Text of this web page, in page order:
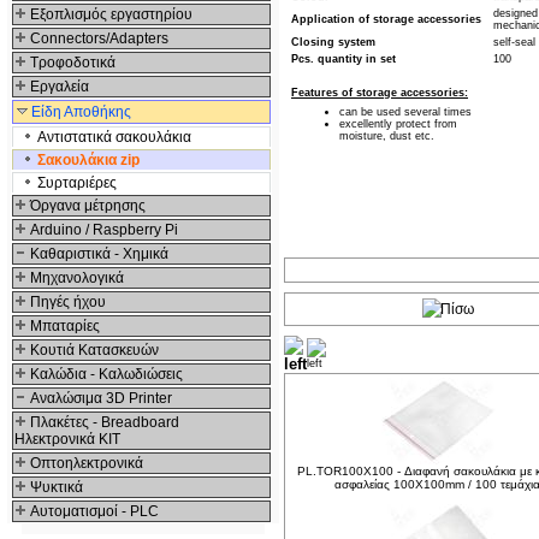
Εξοπλισμός εργαστηρίου
Connectors/Adapters
Τροφοδοτικά
Εργαλεία
Είδη Αποθήκης
Αντιστατικά σακουλάκια
Σακουλάκια zip
Συρταριέρες
Όργανα μέτρησης
Arduino / Raspberry Pi
Καθαριστικά - Χημικά
Μηχανολογικά
Πηγές ήχου
Μπαταρίες
Κουτιά Κατασκευών
Καλώδια - Καλωδιώσεις
Αναλώσιμα 3D Printer
Πλακέτες - Breadboard
Ηλεκτρονικά ΚΙΤ
Οπτοηλεκτρονικά
Ψυκτικά
Αυτοματισμοί - PLC
Application of storage accessories
Closing system
self-seal
Pcs. quantity in set
100
Features of storage accessories:
can be used several times
excellently protect from
moisture, dust etc.
PL.TOR100X100 - Διαφανή σακουλάκια με
ασφαλείας 100X100mm / 100